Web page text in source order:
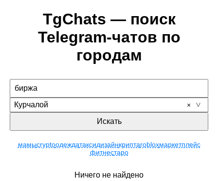
TgChats — поиск
Telegram-чатов по
городам
Курчалой
Искать
мамыcryptoодеждатаксидизайнкриптаrobloxмаркетплейс
фитнестаро
Ничего не найдено